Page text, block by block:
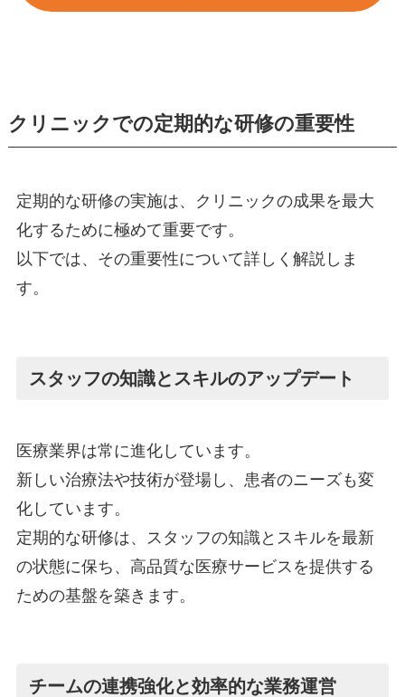
クリニックでの定期的な研修の重要性
定期的な研修の実施は、クリニックの成果を最大
化するために極めて重要です。
以下では、その重要性について詳しく解説しま
す。
スタッフの知識とスキルのアップデート
医療業界は常に進化しています。
新しい治療法や技術が登場し、患者のニーズも変
化しています。
定期的な研修は、スタッフの知識とスキルを最新
の状態に保ち、高品質な医療サービスを提供する
ための基盤を築きます。
チームの連携強化と効率的な業務運営